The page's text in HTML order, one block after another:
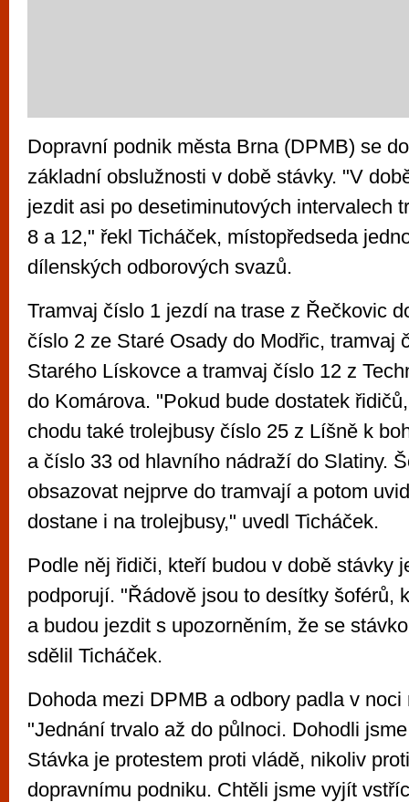
Dopravní podnik města Brna (DPMB) se
základní obslužnosti v době stávky. "V
jezdit asi po desetiminutových intervalech
8 a 12," řekl Ticháček, místopředseda
dílenských odborových svazů.
Tramvaj číslo 1 jezdí na trase z Řečkovic
číslo 2 ze Staré Osady do Modřic, tramvaj
Starého Lískovce a tramvaj číslo 12 z
do Komárova. "Pokud bude dostatek
chodu také trolejbusy číslo 25 z Líšně k
a číslo 33 od hlavního nádraží do Slatiny.
obsazovat nejprve do tramvají a potom
dostane i na trolejbusy," uvedl Ticháček.
Podle něj řidiči, kteří budou v době stávky
podporují. "Řádově jsou to desítky šoférů,
a budou jezdit s upozorněním, že se
sdělil Ticháček.
Dohoda mezi DPMB a odbory padla v noci
"Jednání trvalo až do půlnoci. Dohodli
Stávka je protestem proti vládě, nikoliv
dopravnímu podniku. Chtěli jsme vyjít